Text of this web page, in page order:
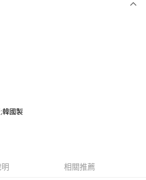
到商品之後才付款」的支付方式。 讓您購物簡單
韓國製
相關推薦